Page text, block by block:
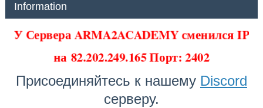
Information
У Сервера ARMA2ACADEMY сменился IP
на82.202.249.165 Порт: 2402
Присоединяйтесь к нашему Discord
серверу.